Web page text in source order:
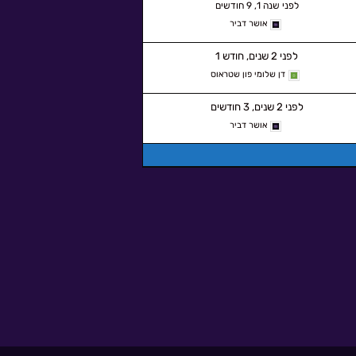
לפני שנה 1, 9 חודשים
אושר דביר
לפני 2 שנים, חודש 1
דן שלומי פון שטראוס
לפני 2 שנים, 3 חודשים
אושר דביר